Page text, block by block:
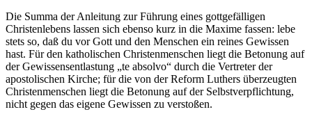
Die Summa der Anleitung zur Führung eines gottgefälligen
Christenlebens lassen sich ebenso kurz in die Maxime fassen: lebe
stets so, daß du vor Gott und den Menschen ein reines Gewissen
hast. Für den katholischen Christenmenschen liegt die Betonung auf
der Gewissensentlastung „te absolvo“ durch die Vertreter der
apostolischen Kirche; für die von der Reform Luthers überzeugten
Christenmenschen liegt die Betonung auf der Selbstverpflichtung,
nicht gegen das eigene Gewissen zu verstoßen.